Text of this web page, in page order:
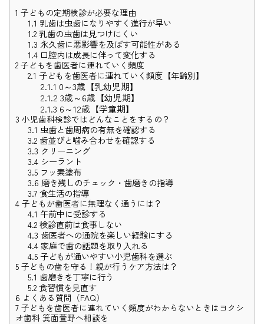
1 子どもの定期検診が必要な理由
1.1 乳歯は虫歯になりやすく進行が早い
1.2乳歯の虫歯は見つけにくい
1.3 永久歯に悪影響を及ぼす可能性がある
1.4口腔内は成長に伴って変化する
2 子どもを歯医者に連れていく頻度
2.1 子どもを歯医者に連れていく頻度【年齢別】
2.1.1 0～3歳【乳幼児期】
2.1.2 3歳～6歳【幼児期】
2.1.3 6～12歳【学童期】
3 小児歯科検診ではどんなことをするの？
3.1 虫歯と歯周病の有無を確認する
3.2歯並びと噛み合わせを確認する
3.3 クリーニング
3.4シーラント
3.5フッ素塗布
3.6 磨き残しのチェック・歯磨きの指導
3.7食生活の指導
4 子どもが歯医者に無理なく通うには？
4.1 午前中に受診する
4.2検診直前は食事しない
4.3 歯医者への通院を楽しい経験にする
4.4家庭で歯の話題を取り入れる
4.5子どもが通いやすい小児歯科を選ぶ
5 子どもの歯を守る！親が行うケア方法は？
5.1 歯磨きを丁寧に行う
5.2食習慣を見直す
6 よくある質問（FAQ）
7 子どもを歯医者に連れていく頻度がわからないときはヨクシ
オ歯科 箕面萱野へ相談を